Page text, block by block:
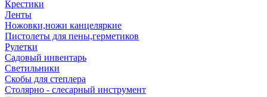
Крестики
Ленты
Ножовки,ножи канцеляркие
Пистолеты для пены,герметиков
Рулетки
Садовый инвентарь
Светильники
Скобы для степлера
Столярно - слесарный инструмент